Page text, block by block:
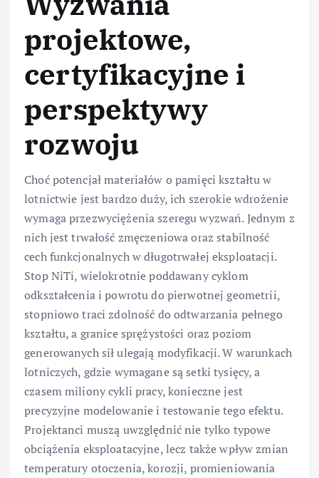
projektowe,
certyfikacyjne i
perspektywy
rozwoju
Choć potencjał materiałów o pamięci kształtu w
lotnictwie jest bardzo duży, ich szerokie wdrożenie
wymaga przezwyciężenia szeregu wyzwań. Jednym z
nich jest trwałość zmęczeniowa oraz stabilność
cech funkcjonalnych w długotrwałej eksploatacji.
Stop NiTi, wielokrotnie poddawany cyklom
odkształcenia i powrotu do pierwotnej geometrii,
stopniowo traci zdolność do odtwarzania pełnego
kształtu, a granice sprężystości oraz poziom
generowanych sił ulegają modyfikacji. W warunkach
lotniczych, gdzie wymagane są setki tysięcy, a
czasem miliony cykli pracy, konieczne jest
precyzyjne modelowanie i testowanie tego efektu.
Projektanci muszą uwzględnić nie tylko typowe
obciążenia eksploatacyjne, lecz także wpływ zmian
temperatury otoczenia, korozji, promieniowania